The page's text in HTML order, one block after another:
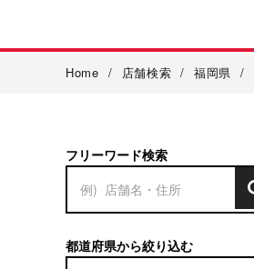
Home / 店舗検索 / 福岡県 /
フリーワード検索
都道府県から絞り込む